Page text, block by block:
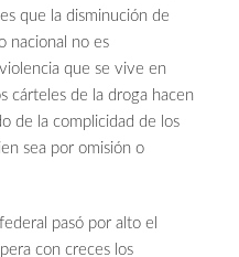
que la disminución de
nacional no es
que se vive en
cárteles de la droga hacen
de la complicidad de los
sea por omisión o
pasó por alto el
con creces los